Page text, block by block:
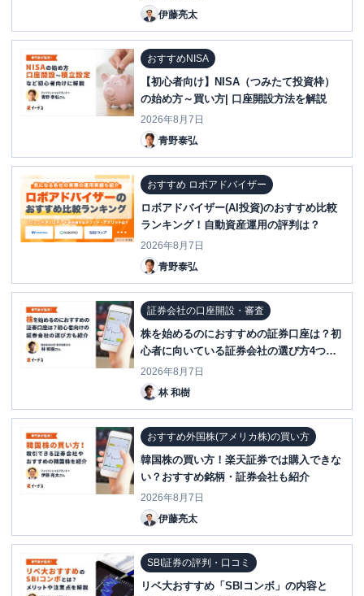
伊藤亮太
おすすめNISA
【初心者向け】NISA（つみたて投資枠）
の始め方～買い方| 口座開設方法を解説
2026年8月7日
青野泰弘
おすすめ ロボアドバイザー
ロボアドバイザー(AI投資)のおすすめ比較
ランキング！自動資産運用の評判は？
2026年8月7日
青野泰弘
証券会社の口座開設・審査
株を始めるのにおすすめの証券口座は？初
心者に向いている証券会社の選び方4つ紹
介
2026年8月7日
林 和樹
おすすめ外国株(アメリカ株)の買い方
韓国株の買い方！楽天証券では購入できな
い？おすすめ銘柄・証券会社も紹介
2026年8月7日
伊藤亮太
SBI証券の評判・口コミ
リベ大おすすめ「SBIコンボ」の内容と